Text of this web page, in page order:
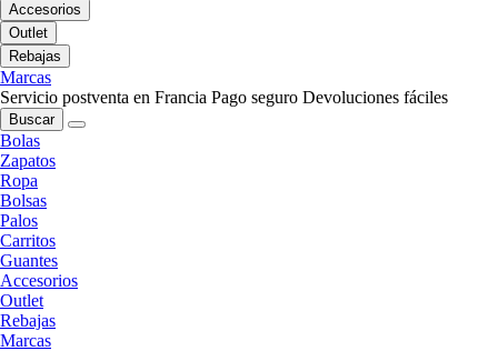
Accesorios
Outlet
Rebajas
Marcas
Servicio postventa en Francia Pago seguro Devoluciones fáciles
Buscar
Bolas
Zapatos
Ropa
Bolsas
Palos
Carritos
Guantes
Accesorios
Outlet
Rebajas
Marcas